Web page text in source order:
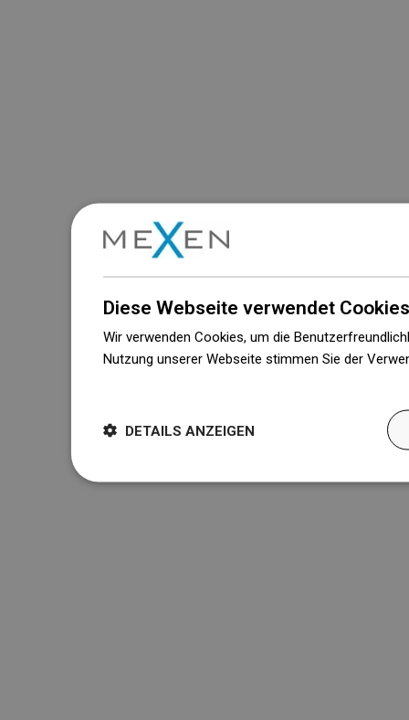
Diese Webseite verwendet
Wir verwenden Cookies, um die
Nutzung unserer Webseite stimmen Sie der
DETAILS ANZEIGEN